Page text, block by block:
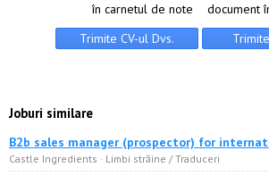
în carnetul de note
document
Joburi similare
B2b sales manager (prospector) for
Castle Ingredients · Limbi străine / Traduceri